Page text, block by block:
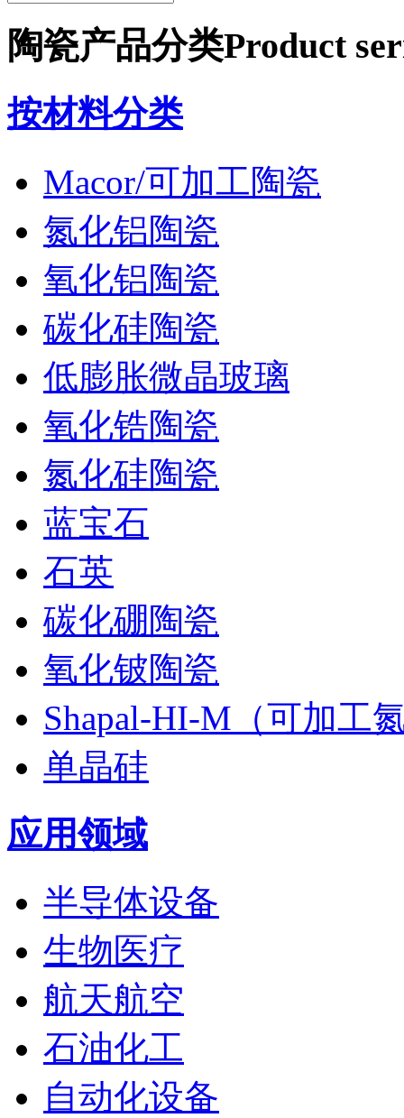
陶瓷产品分类Product
按材料分类
Macor/可加工陶瓷
氮化铝陶瓷
氧化铝陶瓷
碳化硅陶瓷
低膨胀微晶玻璃
氧化锆陶瓷
氮化硅陶瓷
蓝宝石
石英
碳化硼陶瓷
氧化铍陶瓷
Shapal-HI-M（可加工
单晶硅
应用领域
半导体设备
生物医疗
航天航空
石油化工
自动化设备